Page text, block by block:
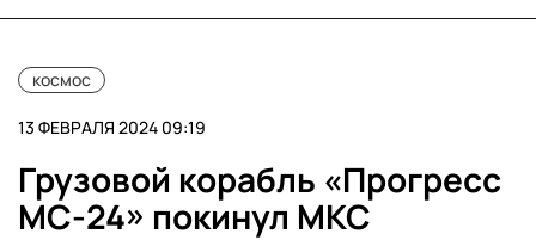
космос
13 ФЕВРАЛЯ 2024 09:19
Грузовой корабль «Прогресс
МС-24» покинул МКС